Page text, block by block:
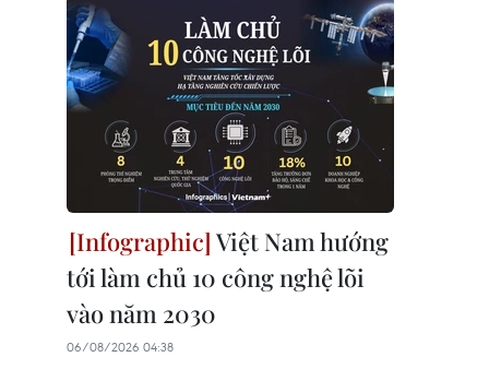
Việt Nam hướng
tới làm chủ 10 công nghệ lõi
vào năm 2030
06/08/2026 04:38